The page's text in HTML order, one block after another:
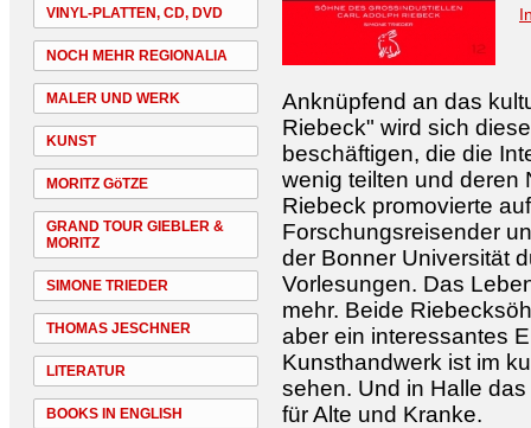
VINYL-PLATTEN, CD, DVD
NOCH MEHR REGIONALIA
MALER UND WERK
KUNST
MORITZ GöTZE
GRAND TOUR GIEBLER &
MORITZ
SIMONE TRIEDER
THOMAS JESCHNER
LITERATUR
BOOKS IN ENGLISH
Anknüpfend an das
Riebeck" wird sich
beschäftigen, die die
wenig teilten und deren
Riebeck promovierte
Forschungsreisender
der Bonner Universität
Vorlesungen. Das
mehr. Beide
aber ein interessantes
Kunsthandwerk ist im
sehen. Und in Halle
für Alte und Kranke.